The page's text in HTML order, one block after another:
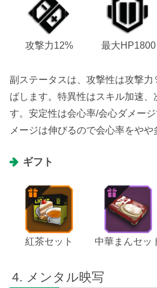
攻撃力12% 最大HP1800
副ステータスは、攻撃性は攻撃
ばします。特異性はスキル加速、
す。安定性は会心率/会心ダメー
メージは伸びるので会心率をやや
ギフト
紅茶セット 中華まんセッ
メンタル映写